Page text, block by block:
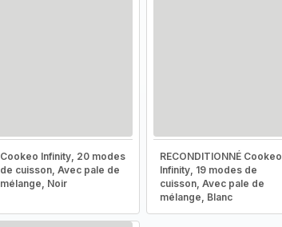
Cookeo Infinity, 20 modes
de cuisson, Avec pale de
mélange, Noir
RECONDITIONNÉ Cookeo
Infinity, 19 modes de
cuisson, Avec pale de
mélange, Blanc